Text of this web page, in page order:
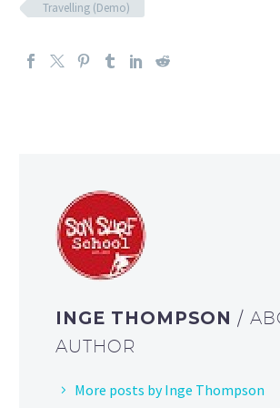
Travelling (Demo)
INGE THOMPSON/
AUTHOR
More posts by Inge Thompson